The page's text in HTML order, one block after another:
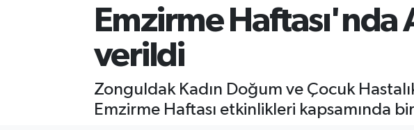
Emzirme
verildi
Zonguldak Kadın Doğum ve Çocuk
Emzirme Haftası etkinlikleri kapsamında
KASTAMONU